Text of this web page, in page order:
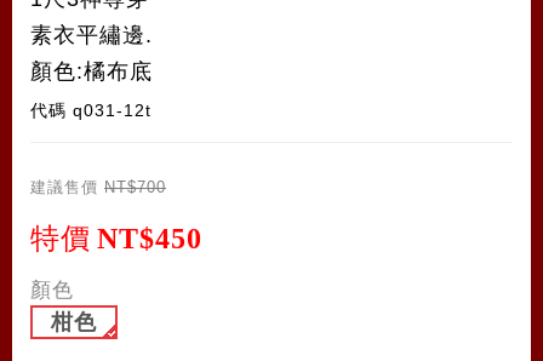
素衣平繡邊.
顏色:橘布底
代碼 q031-12t
建議售價 NT$700
特價 NT$450
顏色
柑色